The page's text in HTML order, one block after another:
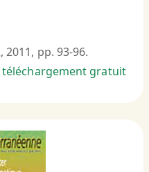
2011, pp. 93-96.
téléchargement gratuit